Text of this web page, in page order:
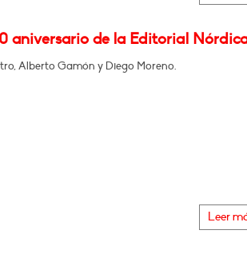
aniversario de la Editorial
Alberto Gamón y Diego Moreno.
Leer